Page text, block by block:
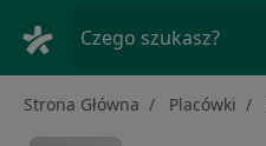
Czego szukasz?
Strona Główna Placówki